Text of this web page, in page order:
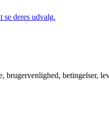
deres udvalg.
brugervenlighed, betingelser,